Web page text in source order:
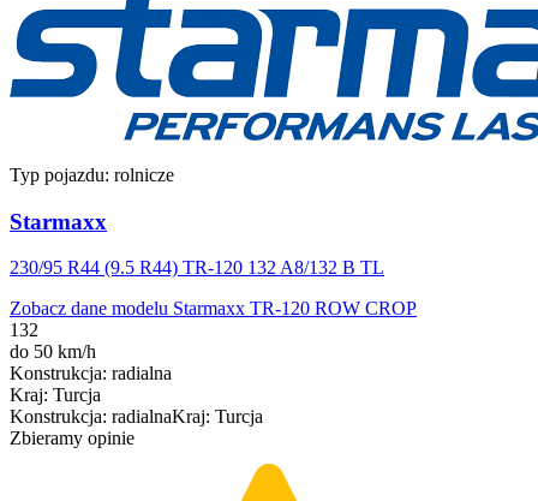
Typ pojazdu: rolnicze
Starmaxx
230/95 R44 (9.5 R44) TR-120 132 A8/132 B TL
Zobacz dane modelu Starmaxx TR-120 ROW CROP
132
do 50 km/h
Konstrukcja: radialna
Kraj: Turcja
Konstrukcja: radialnaKraj: Turcja
Zbieramy opinie